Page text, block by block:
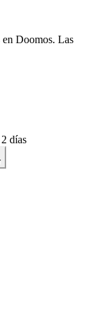
en Doomos. Las
días